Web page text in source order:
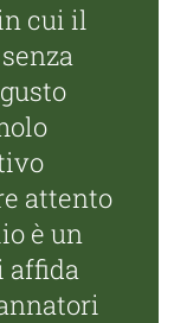
cui il
attento
è un
affida